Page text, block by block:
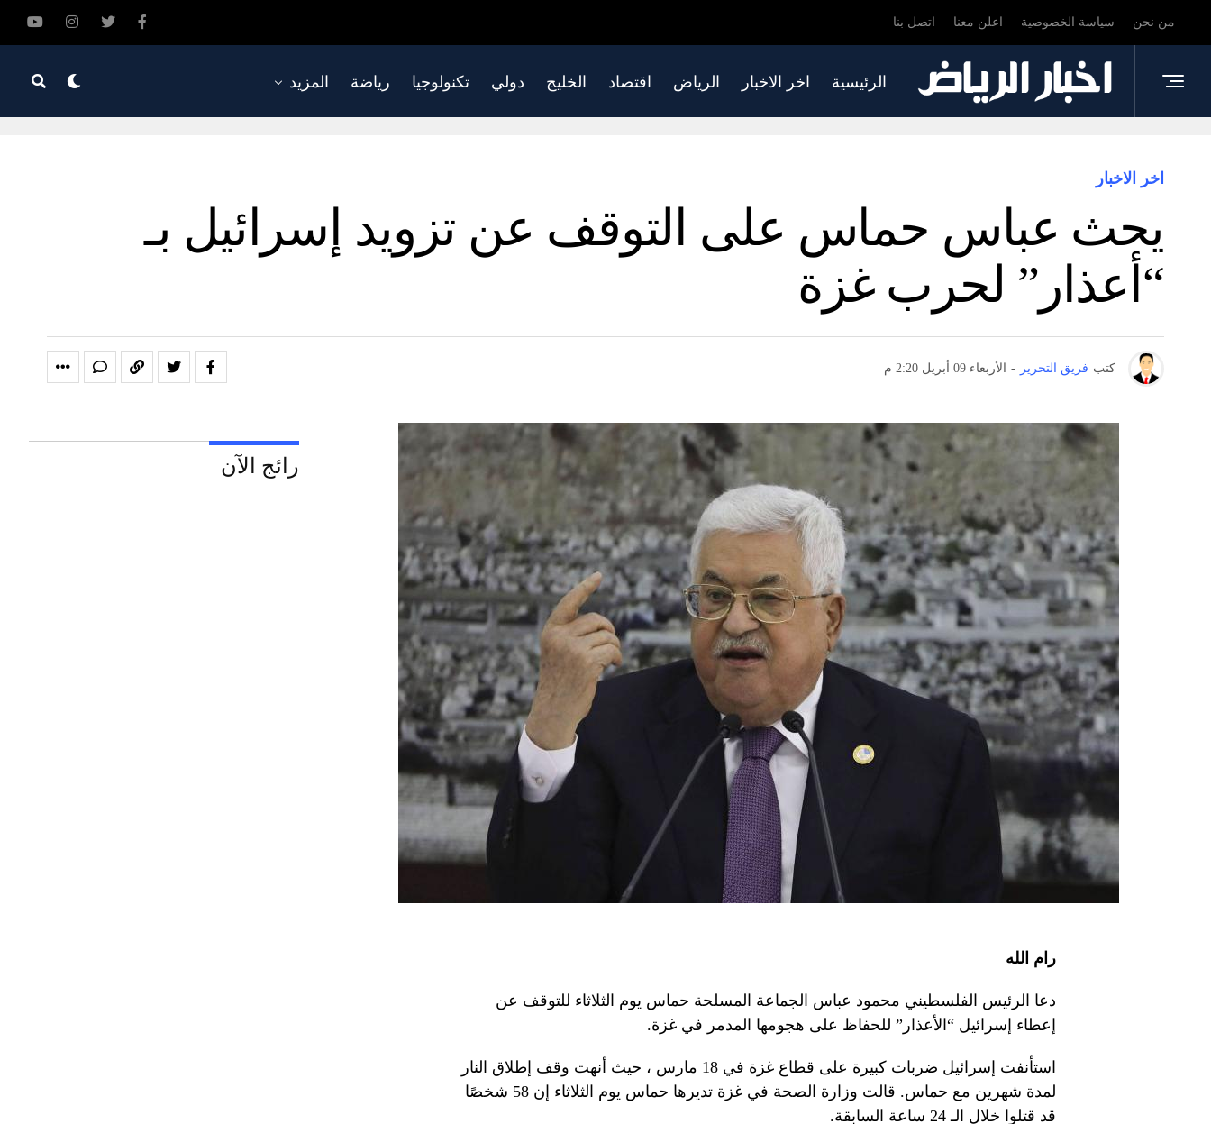
من نحن سياسة الخصوصية اعلن معنا اتصل بنا
الرئيسية اخر الاخبار الرياض اقتصاد الخليج دولي تكنولوجيا رياضة المزيد
اخر الاخبار
يحث عباس حماس على التوقف عن تزويد إسرائيل بـ
“أعذار” لحرب غزة
كتب فريق التحرير - الأربعاء 09 أبريل 2:20 م
رام الله
دعا الرئيس الفلسطيني محمود عباس الجماعة المسلحة حماس يوم الثلاثاء للتوقف عن
إعطاء إسرائيل “الأعذار” للحفاظ على هجومها المدمر في غزة.
استأنفت إسرائيل ضربات كبيرة على قطاع غزة في 18 مارس ، حيث أنهت وقف إطلاق النار
لمدة شهرين مع حماس. قالت وزارة الصحة في غزة تديرها حماس يوم الثلاثاء إن 58 شخصًا
قد قتلوا خلال الـ 24 ساعة السابقة.
رائج الآن